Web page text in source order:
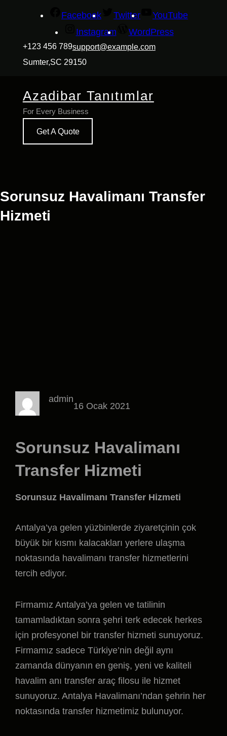
Facebook Twitter
YouTube
Instagram
WordPress
+123 456 789support@example.com
Sumter,SC 29150
Azadibar Tanıtımlar
For Every Business
Get A Quote
Sorunsuz Havalimanı Transfer
Hizmeti
admin
16 Ocak 2021
Sorunsuz Havalimanı
Transfer Hizmeti
Sorunsuz Havalimanı Transfer Hizmeti
Antalya’ya gelen yüzbinlerde ziyaretçinin çok
büyük bir kısmı kalacakları yerlere ulaşma
noktasında havalimanı transfer hizmetlerini
tercih ediyor.
Firmamız Antalya’ya gelen ve tatilinin
tamamladıktan sonra şehri terk edecek herkes
için profesyonel bir transfer hizmeti sunuyoruz.
Firmamız sadece Türkiye’nin değil aynı
zamanda dünyanın en geniş, yeni ve kaliteli
havalim anı transfer araç filosu ile hizmet
sunuyoruz. Antalya Havalimanı’ndan şehrin her
noktasında transfer hizmetimiz bulunuyor.